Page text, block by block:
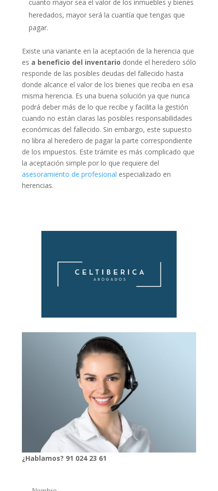
cuanto mayor sea el valor de los inmuebles y bienes
heredados, mayor será la cuantía que tengas que
pagar.
Existe una variante en la aceptación de la herencia que
es a beneficio del inventario donde el heredero sólo
responde de las posibles deudas del fallecido hasta
donde alcance el valor de los bienes que reciba en esa
misma herencia. Es una buena solución ya que nunca
podrá deber más de lo que recibe y facilita la gestión
cuando no están claras las posibles responsabilidades
económicas del fallecido. Sin embargo, este supuesto
no libra al heredero de pagar la parte correspondiente
de los impuestos. Este trámite es más complicado que
la aceptación simple por lo que requiere del
asesoramiento de profesional especializado en
herencias.
¿Hablamos? 91 024 23 61